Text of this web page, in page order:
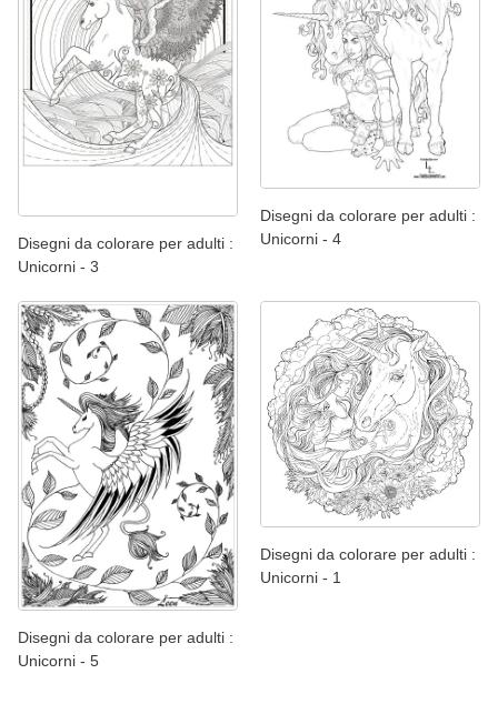
Disegni da colorare per adulti :
Unicorni - 3
Disegni da colorare per adulti :
Unicorni - 4
Disegni da colorare per adulti :
Unicorni - 5
Disegni da colorare per adulti :
Unicorni - 1